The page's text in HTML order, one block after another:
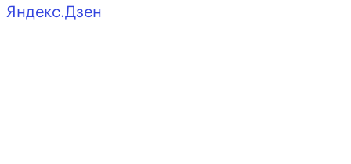
Яндекс.Дзен